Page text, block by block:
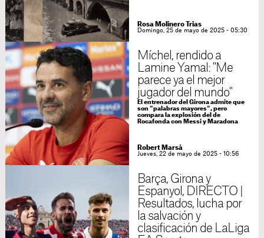
Rosa Molinero Trias
Domingo, 25 de mayo de 2025 - 05:30
Míchel, rendido a
Lamine Yamal: "Me
parece ya el mejor
jugador del mundo"
El entrenador del Girona admite que
son "palabras mayores", pero
compara la explosión del de
Rocafonda con Messi y Maradona
Robert Marsà
Jueves, 22 de mayo de 2025 - 10:56
Barça, Girona y
Espanyol, DIRECTO |
Resultados, lucha por
la salvación y
clasificación de LaLiga